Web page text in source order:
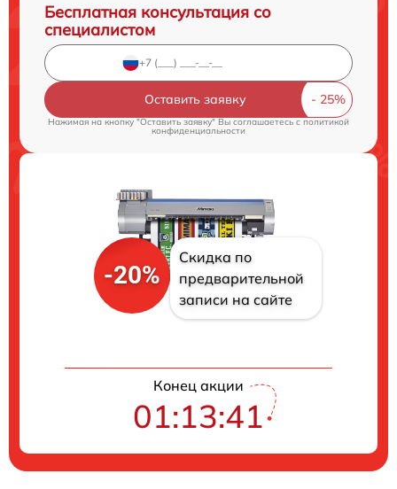
Бесплатная консультация со
специалистом
Оставить заявку
Нажимая на кнопку "Оставить заявку" Вы соглашаетесь cполитикой
конфиденциальности
-20%
Скидка по
предварительной
записи на сайте
Конец акции
01:13:40